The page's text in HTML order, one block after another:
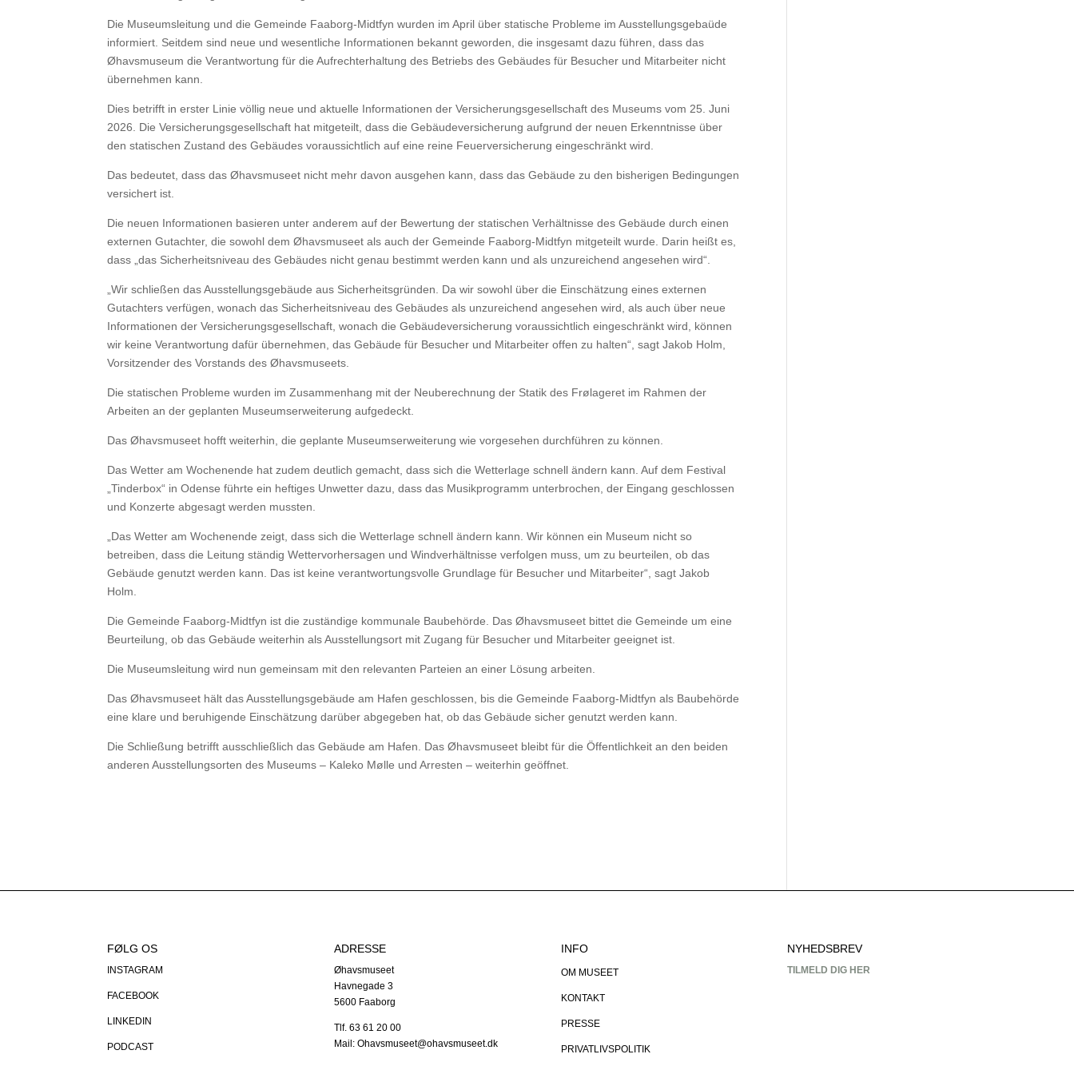
Die Museumsleitung und die Gemeinde Faaborg-Midtfyn wurden im April über statische Probleme im Ausstellungsgebaüde
informiert. Seitdem sind neue und wesentliche Informationen bekannt geworden, die insgesamt dazu führen, dass das
Øhavsmuseum die Verantwortung für die Aufrechterhaltung des Betriebs des Gebäudes für Besucher und Mitarbeiter nicht
übernehmen kann.
Dies betrifft in erster Linie völlig neue und aktuelle Informationen der Versicherungsgesellschaft des Museums vom 25. Juni
2026. Die Versicherungsgesellschaft hat mitgeteilt, dass die Gebäudeversicherung aufgrund der neuen Erkenntnisse über
den statischen Zustand des Gebäudes voraussichtlich auf eine reine Feuerversicherung eingeschränkt wird.
Das bedeutet, dass das Øhavsmuseet nicht mehr davon ausgehen kann, dass das Gebäude zu den bisherigen Bedingungen
versichert ist.
Die neuen Informationen basieren unter anderem auf der Bewertung der statischen Verhältnisse des Gebäude durch einen
externen Gutachter, die sowohl dem Øhavsmuseet als auch der Gemeinde Faaborg-Midtfyn mitgeteilt wurde. Darin heißt es,
dass „das Sicherheitsniveau des Gebäudes nicht genau bestimmt werden kann und als unzureichend angesehen wird“.
„Wir schließen das Ausstellungsgebäude aus Sicherheitsgründen. Da wir sowohl über die Einschätzung eines externen
Gutachters verfügen, wonach das Sicherheitsniveau des Gebäudes als unzureichend angesehen wird, als auch über neue
Informationen der Versicherungsgesellschaft, wonach die Gebäudeversicherung voraussichtlich eingeschränkt wird, können
wir keine Verantwortung dafür übernehmen, das Gebäude für Besucher und Mitarbeiter offen zu halten“, sagt Jakob Holm,
Vorsitzender des Vorstands des Øhavsmuseets.
Die statischen Probleme wurden im Zusammenhang mit der Neuberechnung der Statik des Frølageret im Rahmen der
Arbeiten an der geplanten Museumserweiterung aufgedeckt.
Das Øhavsmuseet hofft weiterhin, die geplante Museumserweiterung wie vorgesehen durchführen zu können.
Das Wetter am Wochenende hat zudem deutlich gemacht, dass sich die Wetterlage schnell ändern kann. Auf dem Festival
„Tinderbox“ in Odense führte ein heftiges Unwetter dazu, dass das Musikprogramm unterbrochen, der Eingang geschlossen
und Konzerte abgesagt werden mussten.
„Das Wetter am Wochenende zeigt, dass sich die Wetterlage schnell ändern kann. Wir können ein Museum nicht so
betreiben, dass die Leitung ständig Wettervorhersagen und Windverhältnisse verfolgen muss, um zu beurteilen, ob das
Gebäude genutzt werden kann. Das ist keine verantwortungsvolle Grundlage für Besucher und Mitarbeiter“, sagt Jakob
Holm.
Die Gemeinde Faaborg-Midtfyn ist die zuständige kommunale Baubehörde. Das Øhavsmuseet bittet die Gemeinde um eine
Beurteilung, ob das Gebäude weiterhin als Ausstellungsort mit Zugang für Besucher und Mitarbeiter geeignet ist.
Die Museumsleitung wird nun gemeinsam mit den relevanten Parteien an einer Lösung arbeiten.
Das Øhavsmuseet hält das Ausstellungsgebäude am Hafen geschlossen, bis die Gemeinde Faaborg-Midtfyn als Baubehörde
eine klare und beruhigende Einschätzung darüber abgegeben hat, ob das Gebäude sicher genutzt werden kann.
Die Schließung betrifft ausschließlich das Gebäude am Hafen. Das Øhavsmuseet bleibt für die Öffentlichkeit an den beiden
anderen Ausstellungsorten des Museums – Kaleko Mølle und Arresten – weiterhin geöffnet.
FØLG OS
INSTAGRAM
FACEBOOK
LINKEDIN
PODCAST
ADRESSE
Øhavsmuseet
Havnegade 3
5600 Faaborg
Tlf. 63 61 20 00
Mail: Ohavsmuseet@ohavsmuseet.dk
INFO
OM MUSEET
KONTAKT
PRESSE
PRIVATLIVSPOLITIK
NYHEDSBREV
TILMELD DIG HER